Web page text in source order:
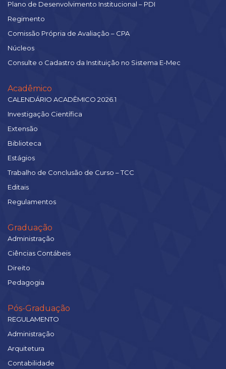
Plano de Desenvolvimento Institucional – PDI
Regimento
Comissão Própria de Avaliação – CPA
Núcleos
Consulte o Cadastro da Instituição no Sistema E-Mec
Acadêmico
CALENDÁRIO ACADÊMICO 2026.1
Investigação Científica
Extensão
Biblioteca
Estágios
Trabalho de Conclusão de Curso – TCC
Editais
Regulamentos
Graduação
Administração
Ciências Contábeis
Direito
Pedagogia
Pós-Graduação
REGULAMENTO
Administração
Arquitetura
Contabilidade